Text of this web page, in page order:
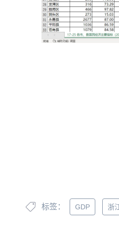
标签： GDP 浙